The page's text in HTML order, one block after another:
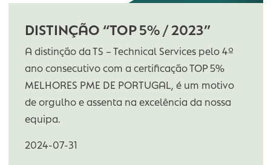
VER MAIS